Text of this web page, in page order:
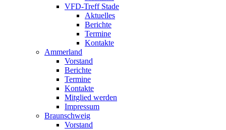
VFD-Treff Stade
Aktuelles
Berichte
Termine
Kontakte
Ammerland
Vorstand
Berichte
Termine
Kontakte
Mitglied werden
Impressum
Braunschweig
Vorstand